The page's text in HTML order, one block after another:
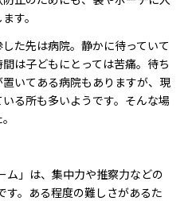
す。
た先は病院。静かに待っていて
は子どもにとっては苦痛。待ち
いてある病院もありますが、現
る所も多いようです。そんな場
ム」は、集中力や推察力などの
す。ある程度の難しさがあるた